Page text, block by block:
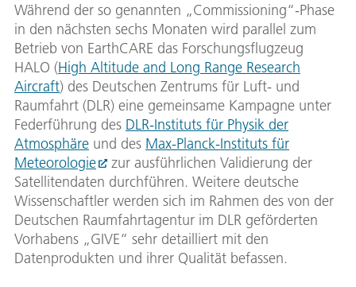
Während der so genannten „Commissioning“-Phase
in den nächsten sechs Monaten wird parallel zum
Betrieb von EarthCARE das Forschungsflugzeug
HALO (High Altitude and Long Range Research
Aircraft) des Deutschen Zentrums für Luft- und
Raumfahrt (DLR) eine gemeinsame Kampagne unter
Federführung des DLR-Instituts für Physik der
Atmosphäre und des Max-Planck-Instituts für
Meteorologie
zur ausführlichen Validierung der
Satellitendaten durchführen. Weitere deutsche
Wissenschaftler werden sich im Rahmen des von der
Deutschen Raumfahrtagentur im DLR geförderten
Vorhabens „GIVE“ sehr detailliert mit den
Datenprodukten und ihrer Qualität befassen.